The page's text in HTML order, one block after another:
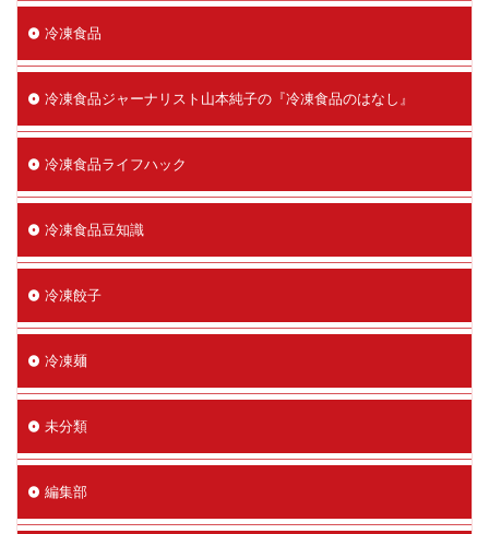
冷凍食品
冷凍食品ジャーナリスト山本純子の『冷凍食品のはなし』
冷凍食品ライフハック
冷凍食品豆知識
冷凍餃子
冷凍麺
未分類
編集部